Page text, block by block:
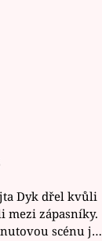
Dyk dřel kvůli
mezi zápasníky.
scénu jel